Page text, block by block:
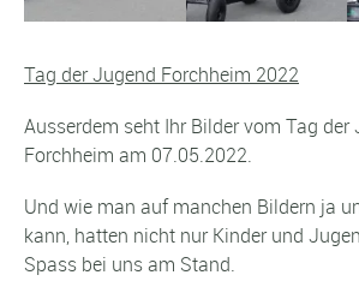
Tag der Jugend Forchheim 2022
Ausserdem seht Ihr Bilder vom Tag der
Forchheim am 07.05.2022.
Und wie man auf manchen Bildern ja
kann, hatten nicht nur Kinder und
Spass bei uns am Stand.